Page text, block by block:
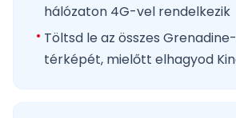
hálózaton 4G-vel rendelkezik
Töltsd le az összes
térképét, mielőtt elhagyod